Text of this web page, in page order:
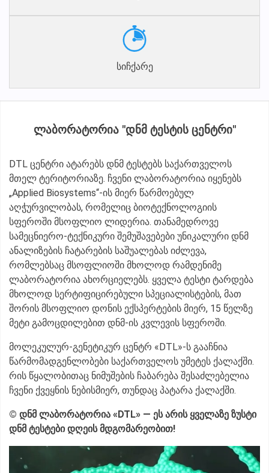
სიჩქარე
ᲚᲐᲑᲝᲠᲐᲢᲝᲠᲘᲐ "ᲓᲜᲛ ᲢᲔᲡᲢᲘᲡ ᲪᲔᲜᲢᲠᲘ"
DTL ცენტრი ატარებს დნმ ტესტებს საქართველოს
მთელ ტერიტორიაზე. ჩვენი ლაბორატორია იყენებს
„Applied Biosystems“-ის მიერ წარმოებულ
აღჭურვილობას, რომელიც ბიოტექნოლოგიის
სფეროში მსოფლიო ლიდერია. თანამედროვე
სამეცნიერო-ტექნიკური შემუშავებები უნიკალური დნმ
ანალიზების ჩატარების საშუალებას იძლევა,
რომლებსაც მსოფლიოში მხოლოდ რამდენიმე
ლაბორატორია ახორციელებს. ყველა ტესტი ტარდება
მხოლოდ სერტიფიცირებული სპეციალისტების, მათ
შორის მსოფლიო დონის ექსპერტების მიერ, 15 წელზე
მეტი გამოცდილებით დნმ-ის კვლევის სფეროში.
მოლეკულურ-გენეტიკურ ცენტრ «DTL»-ს გააჩნია
წარმომადგენლობები საქართველოს უმეტეს ქალაქში.
რის წყალობითაც ნიმუშების ჩაბარება შესაძლებელია
ჩვენი ქვეყნის ნებისმიერ, თუნდაც პატარა ქალაქში.
© დნმ ლაბორატორია «DTL» — ეს არის ყველაზე ზუსტი
დნმ ტესტები დღეის მდგომარეობით!